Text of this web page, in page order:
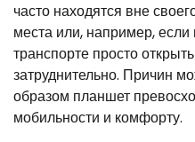
часто находятся вне
места или, например, если
транспорте просто
затруднительно. Причин
образом планшет
мобильности и комфорту.